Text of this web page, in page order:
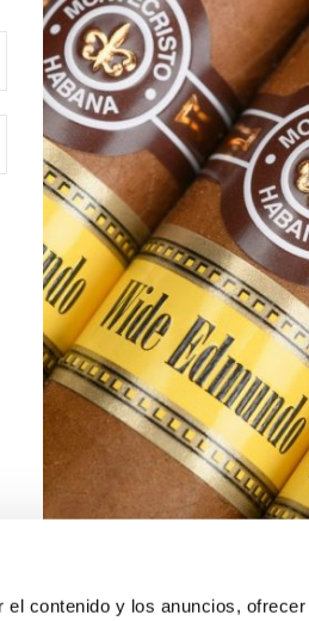
contenido y los anuncios,